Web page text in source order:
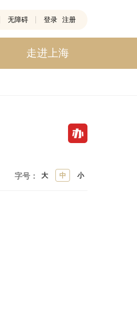
无障碍 登录 注册
走进上海
字号： 大 中 小